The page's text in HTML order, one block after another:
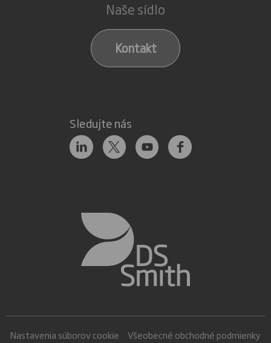
Naše sídlo
Kontakt
Sledujte nás
Nastavenia súborov cookie Všeobecné obchodné podmienky